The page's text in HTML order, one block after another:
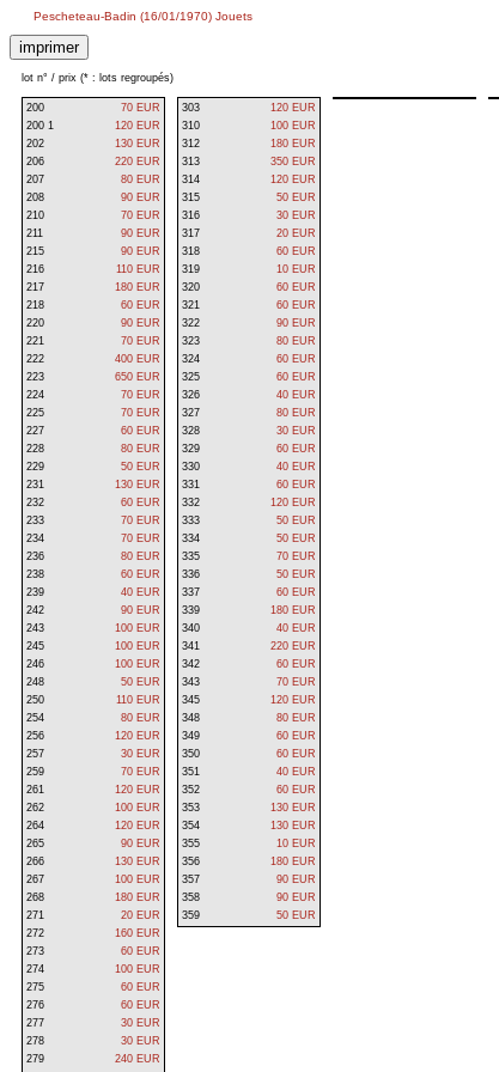
Pescheteau-Badin (16/01/1970) Jouets
lot n° / prix (* : lots regroupés)
200
70 EUR
200 1
120 EUR
202
130 EUR
206
220 EUR
207
80 EUR
208
90 EUR
210
70 EUR
211
90 EUR
215
90 EUR
216
110 EUR
217
180 EUR
218
60 EUR
220
90 EUR
221
70 EUR
222
400 EUR
223
650 EUR
224
70 EUR
225
70 EUR
227
60 EUR
228
80 EUR
229
50 EUR
231
130 EUR
232
60 EUR
233
70 EUR
234
70 EUR
236
80 EUR
238
60 EUR
239
40 EUR
242
90 EUR
243
100 EUR
245
100 EUR
246
100 EUR
248
50 EUR
250
110 EUR
254
80 EUR
256
120 EUR
257
30 EUR
259
70 EUR
261
120 EUR
262
100 EUR
264
120 EUR
265
90 EUR
266
130 EUR
267
100 EUR
268
180 EUR
271
20 EUR
272
160 EUR
273
60 EUR
274
100 EUR
275
60 EUR
276
60 EUR
277
30 EUR
278
30 EUR
279
240 EUR
303
120 EUR
310
100 EUR
312
180 EUR
313
350 EUR
314
120 EUR
315
50 EUR
316
30 EUR
317
20 EUR
318
60 EUR
319
10 EUR
320
60 EUR
321
60 EUR
322
90 EUR
323
80 EUR
324
60 EUR
325
60 EUR
326
40 EUR
327
80 EUR
328
30 EUR
329
60 EUR
330
40 EUR
331
60 EUR
332
120 EUR
333
50 EUR
334
50 EUR
335
70 EUR
336
50 EUR
337
60 EUR
339
180 EUR
340
40 EUR
341
220 EUR
342
60 EUR
343
70 EUR
345
120 EUR
348
80 EUR
349
60 EUR
350
60 EUR
351
40 EUR
352
60 EUR
353
130 EUR
354
130 EUR
355
10 EUR
356
180 EUR
357
90 EUR
358
90 EUR
359
50 EUR